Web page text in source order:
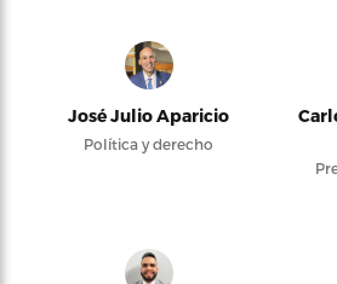
José Julio Aparicio
Política y derecho